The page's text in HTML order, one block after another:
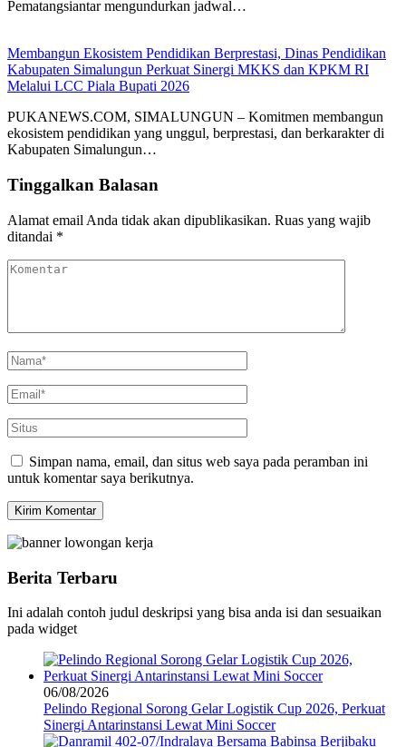
Pematangsiantar mengundurkan jadwal…
Membangun Ekosistem Pendidikan Berprestasi, Dinas Pendidikan
Kabupaten Simalungun Perkuat Sinergi MKKS dan KPKM RI
Melalui LCC Piala Bupati 2026
PUKANEWS.COM, SIMALUNGUN – Komitmen membangun
ekosistem pendidikan yang unggul, berprestasi, dan berkarakter di
Kabupaten Simalungun…
Tinggalkan Balasan
Alamat email Anda tidak akan dipublikasikan. Ruas yang wajib
ditandai *
Simpan nama, email, dan situs web saya pada peramban ini
untuk komentar saya berikutnya.
Berita Terbaru
Ini adalah contoh judul deskripsi yang bisa anda isi dan sesuaikan
pada widget
06/08/2026
Pelindo Regional Sorong Gelar Logistik Cup 2026, Perkuat
Sinergi Antarinstansi Lewat Mini Soccer